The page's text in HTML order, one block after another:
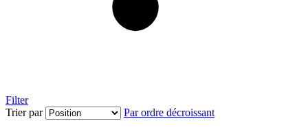
Filter
Trier par
Par ordre décroissant